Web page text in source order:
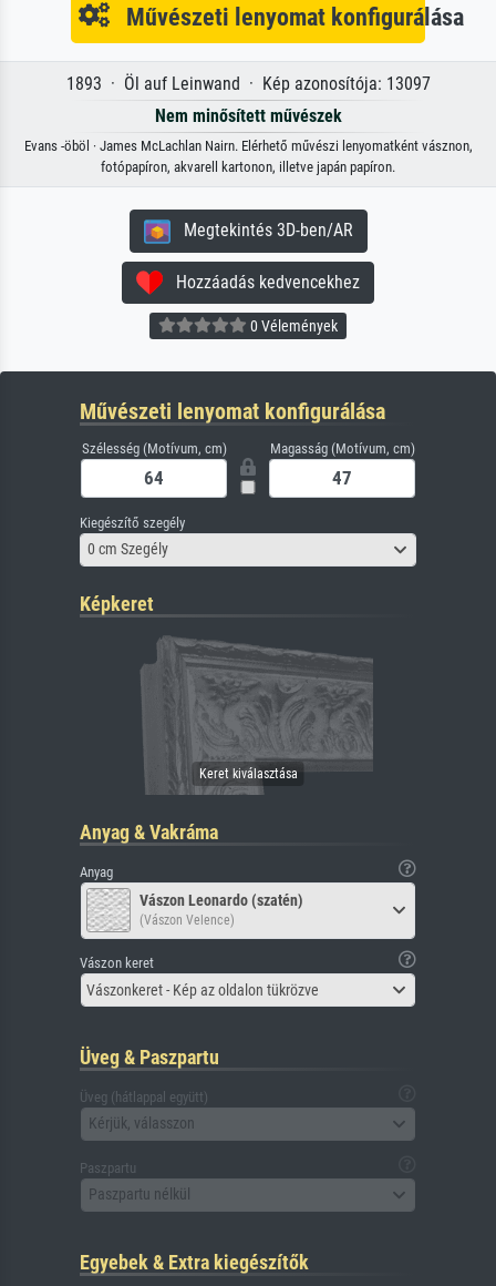
Művészeti lenyomat konfigurálása
1893 · Öl auf Leinwand · Kép azonosítója: 13097
Nem minősített művészek
Evans -öböl · James McLachlan Nairn. Elérhető művészi lenyomatként vásznon,
fotópapíron, akvarell kartonon, illetve japán papíron.
Megtekintés 3D-ben/AR
Hozzáadás kedvencekhez
0 Vélemények
Művészeti lenyomat konfigurálása
Szélesség (Motívum, cm) Magasság (Motívum, cm)
Kiegészítő szegély
0 cm Szegély
Képkeret
Anyag & Vakráma
Anyag
Vászon Leonardo (szatén)
(Vászon Velence)
Vászon keret
Vászonkeret - Kép az oldalon tükrözve
Üveg & Paszpartu
Üveg (hátlappal együtt)
Kérjük, válasszon
Paszpartu
Paszpartu nélkül
Egyebek & Extra kiegészítők